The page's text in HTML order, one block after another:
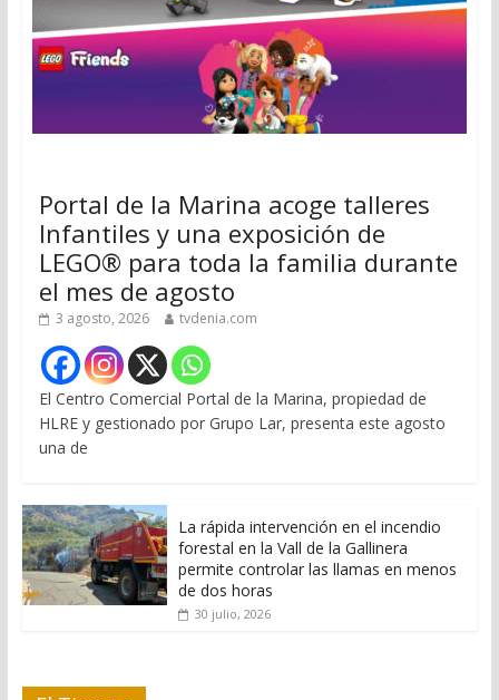
Portal de la Marina acoge talleres
Infantiles y una exposición de
LEGO® para toda la familia durante
el mes de agosto
3 agosto, 2026 tvdenia.com
El Centro Comercial Portal de la Marina, propiedad de
HLRE y gestionado por Grupo Lar, presenta este agosto
una de
La rápida intervención en el incendio
forestal en la Vall de la Gallinera
permite controlar las llamas en menos
de dos horas
30 julio, 2026